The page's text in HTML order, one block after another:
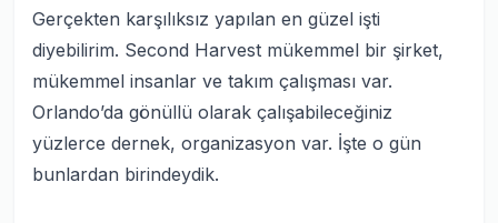
Gerçekten karşılıksız yapılan en güzel işti
diyebilirim. Second Harvest mükemmel bir şirket,
mükemmel insanlar ve takım çalışması var.
Orlando’da gönüllü olarak çalışabileceğiniz
yüzlerce dernek, organizasyon var. İşte o gün
bunlardan birindeydik.